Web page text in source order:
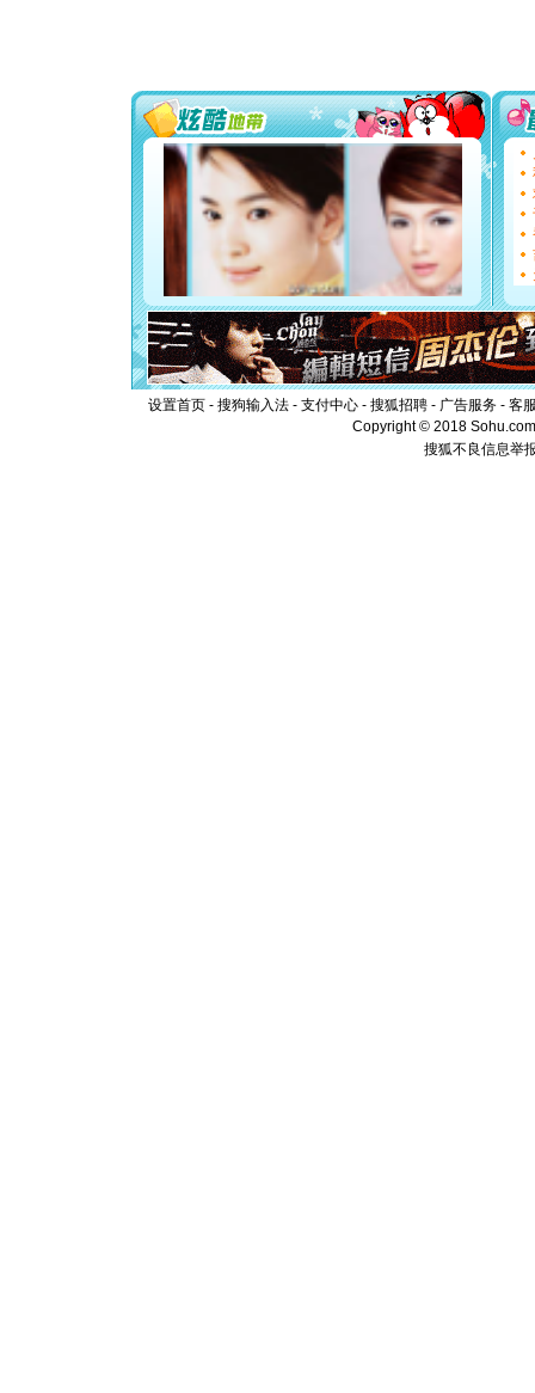
你太多，
要平安
[圣诞节]
能正大
都要快乐
[圣诞节]
如意,快
[元旦]
看
断电。
你是我
[元旦]
起；二是
离。水晶
[元旦]当
泣，这痛
卖了。水
[春节] 风
颜！冬去
设置首页 - 搜狗输入法 - 支付中心 - 搜狐招聘 - 广告服务 - 客
Copyright © 2018
搜狐不良信息举